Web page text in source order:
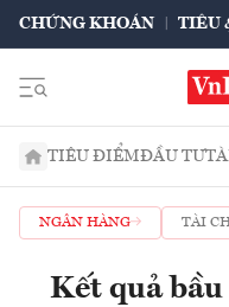
CHỨNG KHOÁN TIÊU
TIÊU ĐIỂMĐẦU TƯ
NGÂN HÀNG TÀI
Kết quả